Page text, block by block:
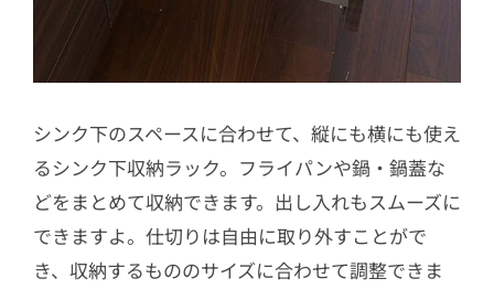
シンク下のスペースに合わせて、縦にも横にも使え
るシンク下収納ラック。フライパンや鍋・鍋蓋な
どをまとめて収納できます。出し入れもスムーズに
できますよ。仕切りは自由に取り外すことがで
き、収納するもののサイズに合わせて調整できま